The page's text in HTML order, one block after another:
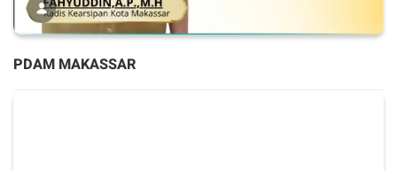
PDAM MAKASSAR